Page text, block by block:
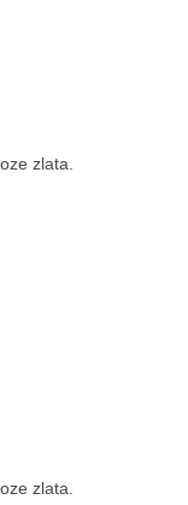
zlata.
zlata.